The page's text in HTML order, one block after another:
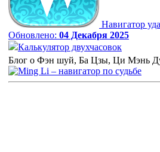
Навигатор
Обновлено: 04 Декабря 2025
Калькулятор двухчасовок
Блог о Фэн шуй, Ба Цзы, Ци Мэнь